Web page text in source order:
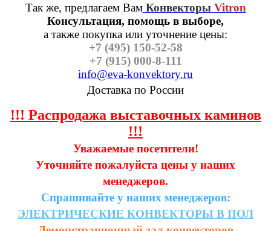
Так же, предлагаем ВамКонвекторы Vitron
Консультация, помощь в выборе,
а также покупка или уточнение цены:
+7 (495) 150-52-58
+7 (915) 000-8-111
info@eva-konvektory.ru
Доставка по России
!!! Распродажа выставочных каминов
!!!
Уважаемые посетители!
Уточняйте пожалуйста цены у наших
менеджеров.
Спрашивайте у наших менеджеров:
ЭЛЕКТРИЧЕСКИЕ КОНВЕКТОРЫ В ПОЛ